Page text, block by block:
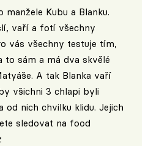
manžele Kubu a Blanku.
vaří a fotí všechny
vás všechny testuje tím,
to sám a má dva skvělé
A tak Blanka vaří
všichni 3 chlapi byli
od nich chvilku klidu. Jejich
sledovat na food